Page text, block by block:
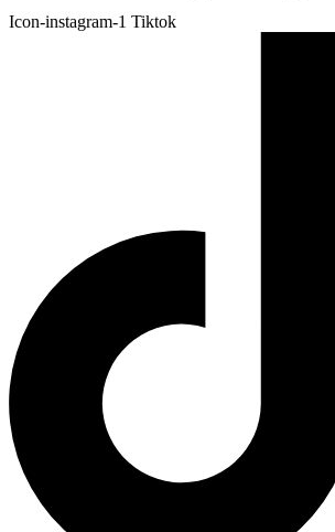
Icon-instagram-1 Tiktok